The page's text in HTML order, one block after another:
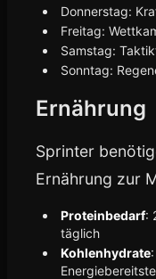
Donnerstag:
Freitag:
Samstag:
Sonntag:
Ernährung
Sprinter
Ernährung zur
Proteinbedarf:
täglich
Kohlenhydrate